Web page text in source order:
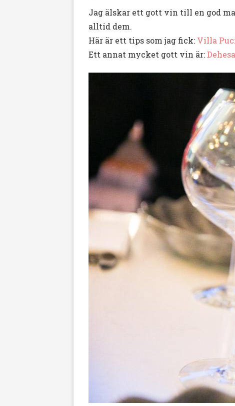
Jag älskar ett gott vin till en god
alltid dem.
Här är ett tips som jag fick: Villa
Ett annat mycket gott vin är: